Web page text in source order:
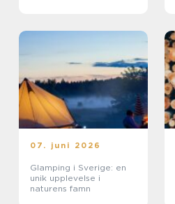
07. juni 2026
Glamping i Sverige: en
unik upplevelse i
naturens famn